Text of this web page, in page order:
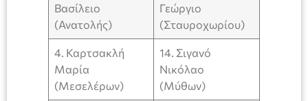
Βασίλειο
(Ανατολής)
Γεώργιο
(Σταυροχωρίου)
4. Καρτσακλή
Μαρία
(Μεσελέρων)
14. Σιγανό
Νικόλαο
(Μύθων)